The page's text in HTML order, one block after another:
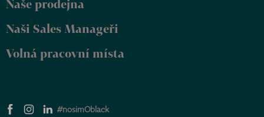
Naše prodejna
Naši Sales Manageři
Volná pracovní místa
#nosimOblack